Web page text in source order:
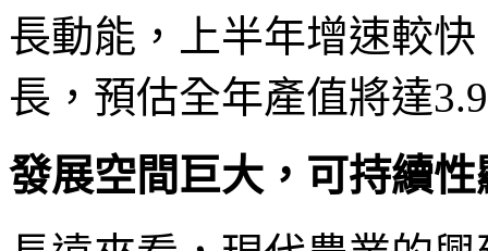
長動能，上半年增速較
長，預估全年產值將達
發展空間巨大，可持續性